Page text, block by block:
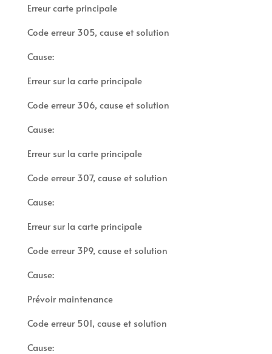
Erreur carte principale
Code erreur 305, cause et solution
Cause:
Erreur sur la carte principale
Code erreur 306, cause et solution
Cause:
Erreur sur la carte principale
Code erreur 307, cause et solution
Cause:
Erreur sur la carte principale
Code erreur 3P9, cause et solution
Cause:
Prévoir maintenance
Code erreur 501, cause et solution
Cause: